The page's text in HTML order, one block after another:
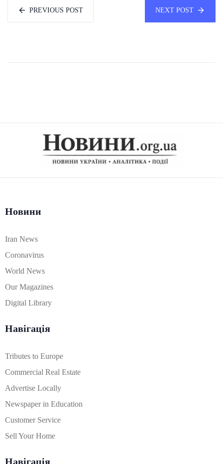
PREVIOUS POST NEXT POST
Новини
Iran News
Coronavirus
World News
Our Magazines
Digital Library
Навігація
Tributes to Europe
Commercial Real Estate
Advertise Locally
Newspaper in Education
Customer Service
Sell Your Home
Навігація